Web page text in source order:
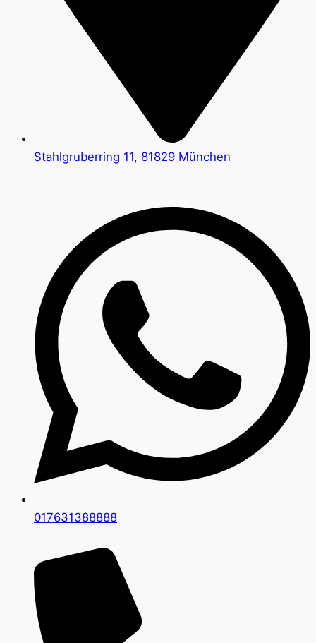
Stahlgruberring 11, 81829 München
017631388888